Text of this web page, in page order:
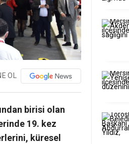
OL
birisi olan
19. kez
küresel